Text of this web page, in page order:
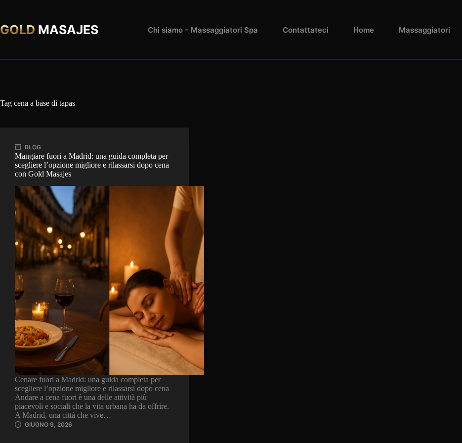
GOLD MASAJES Chi siamo – Massaggiatori Spa Contattateci Home Massaggiatori
Tag cena a base di tapas
BLOG
Mangiare fuori a Madrid: una guida completa per
scegliere l’opzione migliore e rilassarsi dopo cena
con Gold Masajes
Cenare fuori a Madrid: una guida completa per
scegliere l’opzione migliore e rilassarsi dopo cena
Andare a cena fuori è una delle attività più
piacevoli e sociali che la vita urbana ha da offrire.
A Madrid, una città che vive…
GIUGNO 9, 2026